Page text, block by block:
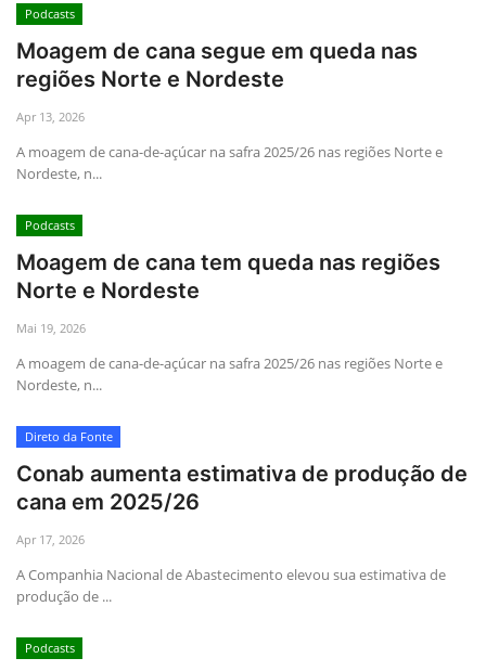
Podcasts
Moagem de cana segue em queda nas
regiões Norte e Nordeste
Apr 13, 2026
A moagem de cana-de-açúcar na safra 2025/26 nas regiões Norte e
Nordeste, n...
Podcasts
Moagem de cana tem queda nas regiões
Norte e Nordeste
Mai 19, 2026
A moagem de cana-de-açúcar na safra 2025/26 nas regiões Norte e
Nordeste, n...
Direto da Fonte
Conab aumenta estimativa de produção de
cana em 2025/26
Apr 17, 2026
A Companhia Nacional de Abastecimento elevou sua estimativa de
produção de ...
Podcasts